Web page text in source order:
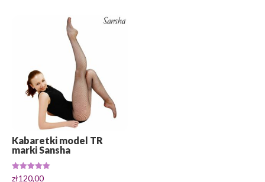
Kabaretki model TR
marki Sansha
Oceniono
zł120,00